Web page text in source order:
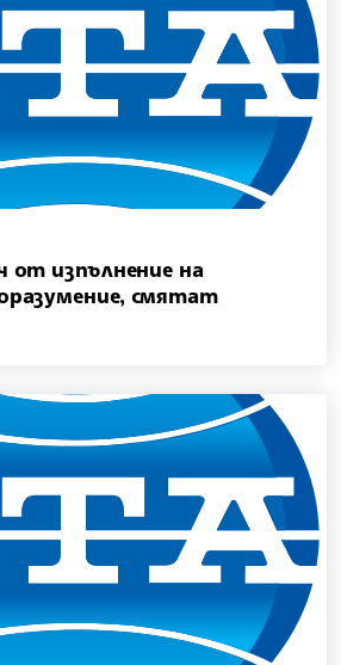
от изпълнение на
смятат